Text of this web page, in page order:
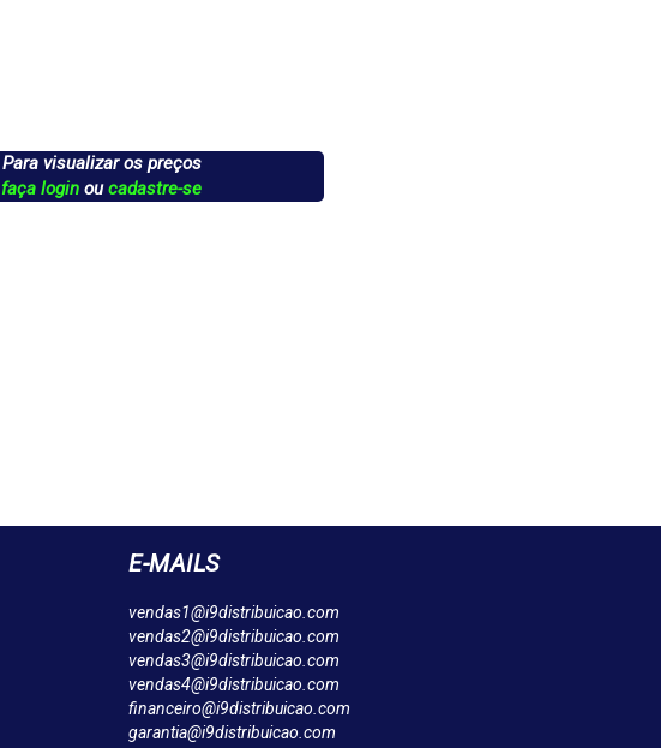
Para visualizar os preços
faça login oucadastre-se
E-MAILS
vendas1@i9distribuicao.com
vendas2@i9distribuicao.com
vendas3@i9distribuicao.com
vendas4@i9distribuicao.com
financeiro@i9distribuicao.com
garantia@i9distribuicao.com